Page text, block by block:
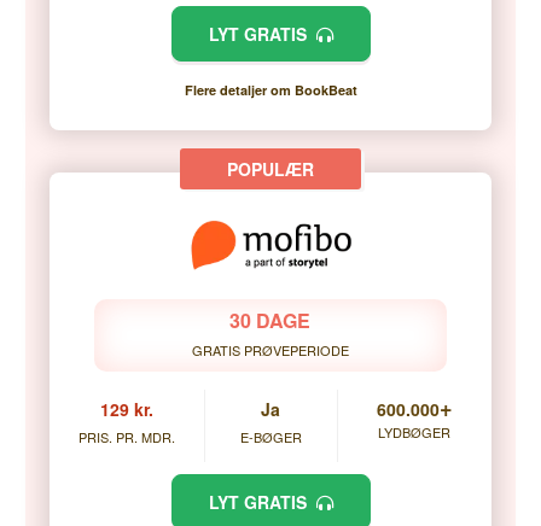
LYT GRATIS
Flere detaljer om BookBeat
30 DAGE
GRATIS PRØVEPERIODE
129 kr.
PRIS. PR. MDR.
Ja
E-BØGER
600.000+
LYDBØGER
LYT GRATIS